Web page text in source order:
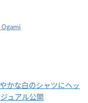
かな白のシャツにヘッ
ュアル公開